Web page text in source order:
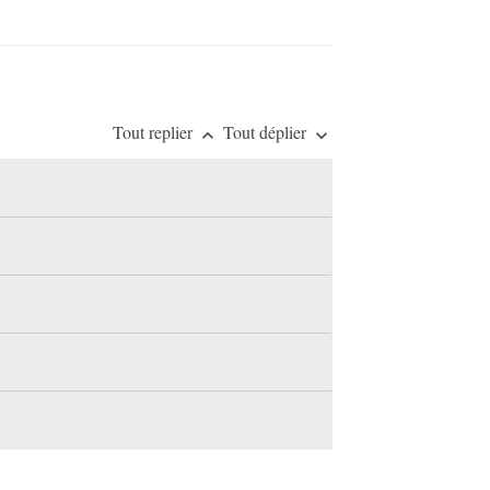
Tout replier keyboard_arrow_up Tout déplier keyboard_arrow_down